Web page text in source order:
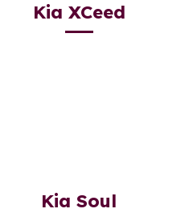
Kia XCeed
Kia Soul